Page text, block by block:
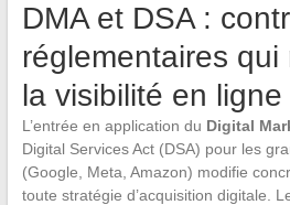
DMA et DSA :
réglementaires qui
la visibilité en ligne
L’entrée en application du Digital
Digital Services Act (DSA) pour les
(Google, Meta, Amazon) modifie
toute stratégie d’acquisition digitale.